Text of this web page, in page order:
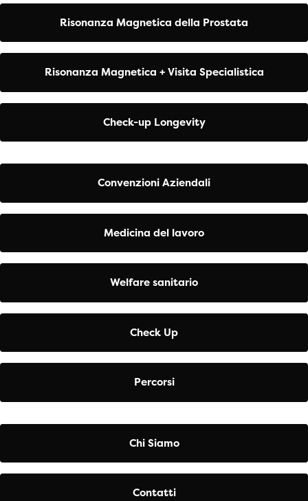
Risonanza Magnetica della Prostata
Risonanza Magnetica + Visita Specialistica
Check-up Longevity
Convenzioni Aziendali
Medicina del lavoro
Welfare sanitario
Check Up
Percorsi
Chi Siamo
Contatti